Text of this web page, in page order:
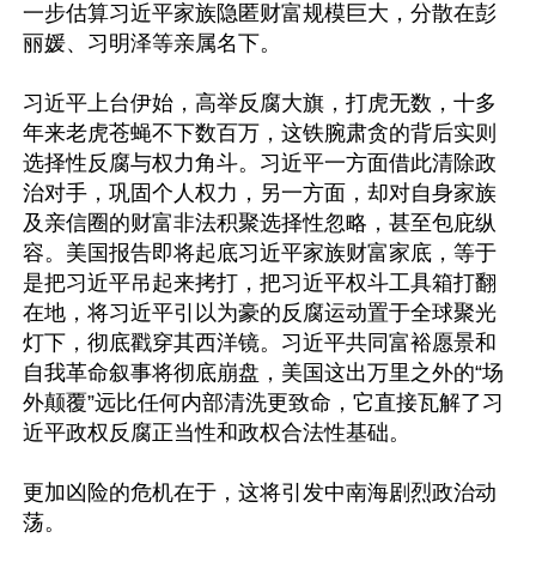
一步估算习近平家族隐匿财富规模巨大，分散在彭
丽媛、习明泽等亲属名下。
习近平上台伊始，高举反腐大旗，打虎无数，十多
年来老虎苍蝇不下数百万，这铁腕肃贪的背后实则
选择性反腐与权力角斗。习近平一方面借此清除政
治对手，巩固个人权力，另一方面，却对自身家族
及亲信圈的财富非法积聚选择性忽略，甚至包庇纵
容。美国报告即将起底习近平家族财富家底，等于
是把习近平吊起来拷打，把习近平权斗工具箱打翻
在地，将习近平引以为豪的反腐运动置于全球聚光
灯下，彻底戳穿其西洋镜。习近平共同富裕愿景和
自我革命叙事将彻底崩盘，美国这出万里之外的“场
外颠覆”远比任何内部清洗更致命，它直接瓦解了习
近平政权反腐正当性和政权合法性基础。
更加凶险的危机在于，这将引发中南海剧烈政治动
荡。